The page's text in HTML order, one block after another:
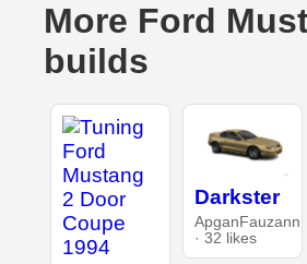
More Ford
builds
Darkster
ApganFauzann
· 32 likes